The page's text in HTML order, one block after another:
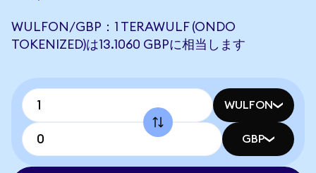
WULFON/GBP：1 TERAWULF (ONDO
TOKENIZED)は13.1060 GBPに相当します
WULFON
GBP